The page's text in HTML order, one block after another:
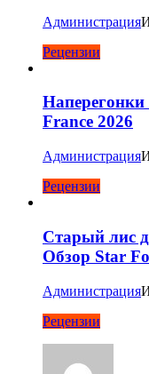
Администрация
Рецензии
Наперегонки
France 2026
Администрация
Рецензии
Старый лис
Обзор Star
Администрация
Рецензии